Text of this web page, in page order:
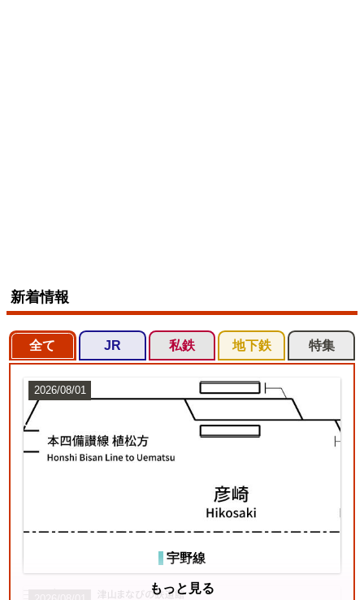
新着情報
全て JR 私鉄 地下鉄 特集
宇野線
2026/08/01
もっと見る